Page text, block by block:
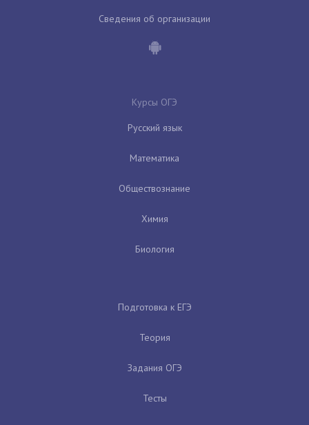
Сведения об организации
Курсы ОГЭ
Русский язык
Математика
Обществознание
Химия
Биология
Подготовка к ЕГЭ
Теория
Задания ОГЭ
Тесты